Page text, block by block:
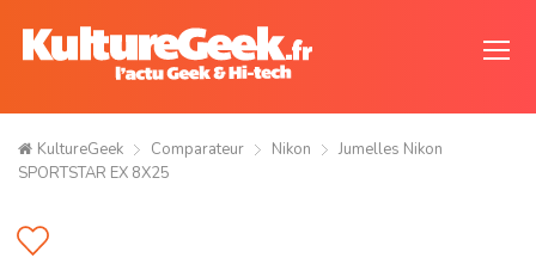
KultureGeek Comparateur Nikon
Jumelles Nikon
SPORTSTAR EX 8X25